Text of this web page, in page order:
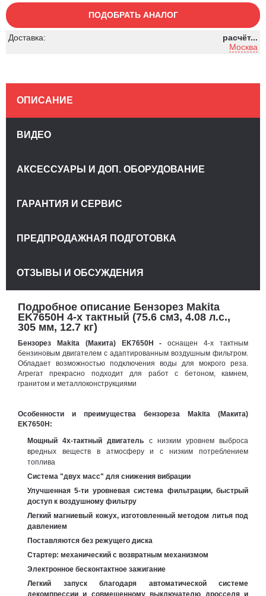
ПОДОБРАТЬ АНАЛОГ
Доставка:
расчёт...
Москва
Подробное описание Бензорез Makita
EK7650H 4-х тактный (75.6 см3, 4.08 л.с.,
305 мм, 12.7 кг)
Бензорез Makita (Макита) EK7650H -оснащен 4-х тактным
бензиновым двигателем с адаптированным воздушным фильтром.
Обладает возможностью подключения воды для мокрого реза.
Агрегат прекрасно подходит для работ с бетоном, камнем,
гранитом и металлоконструкциями
Особенности и преимущества бензореза Makita (Макита)
EK7650H:
Мощный 4х-тактный двигатель с низким уровнем выброса
вредных веществ в атмосферу и с низким потреблением
топлива
Система "двух масс" для снижения вибрации
Улучшенная 5-ти уровневая система фильтрации, быстрый
доступ к воздушному фильтру
Легкий магниевый кожух, изготовленный методом литья под
давлением
Поставляются без режущего диска
Стартер: механический с возвратным механизмом
Электронное бесконтактное зажигание
Легкий запуск благодаря автоматической системе
декомпрессии и совмещенному выключателю дросселя и
ОПИСАНИЕ
ВИДЕО
АКСЕССУАРЫ И ДОП. ОБОРУДОВАНИЕ
ГАРАНТИЯ И СЕРВИС
ПРЕДПРОДАЖНАЯ ПОДГОТОВКА
ОТЗЫВЫ И ОБСУЖДЕНИЯ